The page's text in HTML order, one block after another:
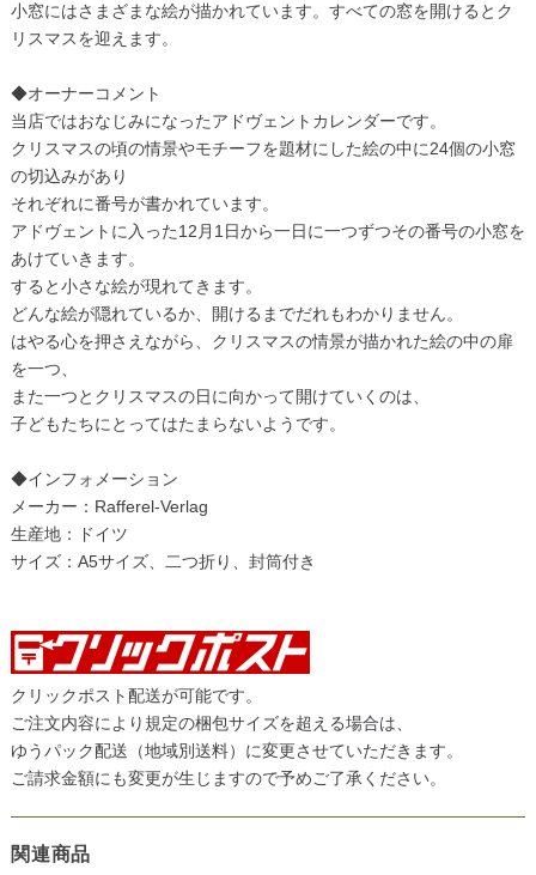
小窓にはさまざまな絵が描かれています。すべての窓を開けるとク
リスマスを迎えます。
◆オーナーコメント
当店ではおなじみになったアドヴェントカレンダーです。
クリスマスの頃の情景やモチーフを題材にした絵の中に24個の小窓
の切込みがあり
それぞれに番号が書かれています。
アドヴェントに入った12月1日から一日に一つずつその番号の小窓を
あけていきます。
すると小さな絵が現れてきます。
どんな絵が隠れているか、開けるまでだれもわかりません。
はやる心を押さえながら、クリスマスの情景が描かれた絵の中の扉
を一つ、
また一つとクリスマスの日に向かって開けていくのは、
子どもたちにとってはたまらないようです。
◆インフォメーション
メーカー：Rafferel-Verlag
生産地：ドイツ
サイズ：A5サイズ、二つ折り、封筒付き
クリックポスト配送が可能です。
ご注文内容により規定の梱包サイズを超える場合は、
ゆうパック配送（地域別送料）に変更させていただきます。
ご請求金額にも変更が生じますので予めご了承ください。
関連商品